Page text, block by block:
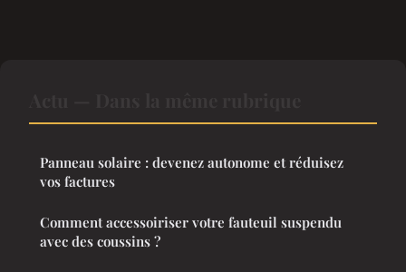
Panneau solaire : devenez autonome et réduisez
vos factures
Comment accessoiriser votre fauteuil suspendu
avec des coussins ?